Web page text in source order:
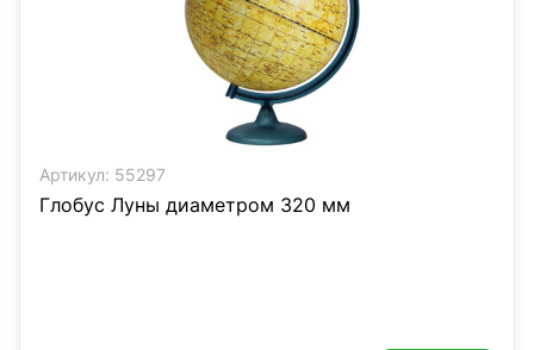
Артикул: 55297
Глобус Луны диаметром 320 мм